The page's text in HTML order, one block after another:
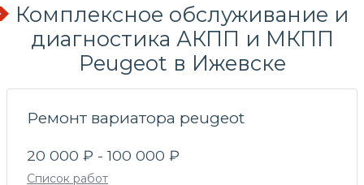
Комплексное обслуживание и
диагностика АКПП и МКПП
Peugeot в Ижевске
Ремонт вариатора peugeot
20 000 ₽ - 100 000 ₽
Список работ